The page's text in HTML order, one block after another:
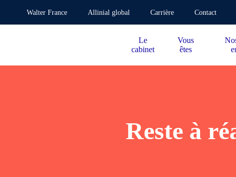
Walter France Allinial global Carrière Contact
Le
cabinet
Vous
êtes
Reste à